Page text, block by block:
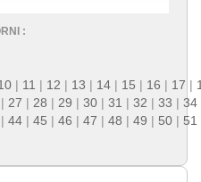
:
| 11 | 12 | 13 | 14 | 15 | 16 | 17 |
| 27 | 28 | 29 | 30 | 31 | 32 | 33 | 34
| 44 | 45 | 46 | 47 | 48 | 49 | 50 | 51